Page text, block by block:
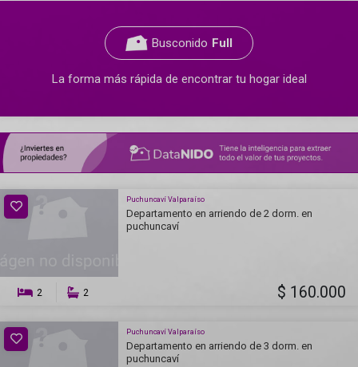
Busconido Full
La forma más rápida de encontrar tu hogar ideal
Puchuncaví Valparaíso
Departamento en arriendo de 2 dorm. en
puchuncaví
2 2 $ 160.000
Puchuncaví Valparaíso
Departamento en arriendo de 3 dorm. en
puchuncaví